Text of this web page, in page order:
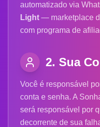
automatizado via
Light — marketplace
com programa de
2. Sua
Você é responsável
conta e senha. A
será responsável por
decorrente de sua